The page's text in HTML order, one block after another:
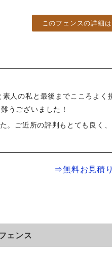
このフェンスの詳細
人の私と最後までこころよく
うございました！
。ご近所の評判もとても良く
⇒無料お見積
ェンス